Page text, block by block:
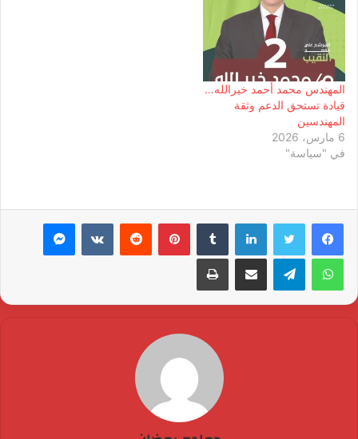
المهندس محمد أحمد خيرالله…
قيادة تستحق الدعم وثقة
المهندسين
6 مارس، 2026
في "سياسة"
لينكدإن بينتيريست ماسنجر
واتساب تيلقرام مشاركة عبر البريد طباعة